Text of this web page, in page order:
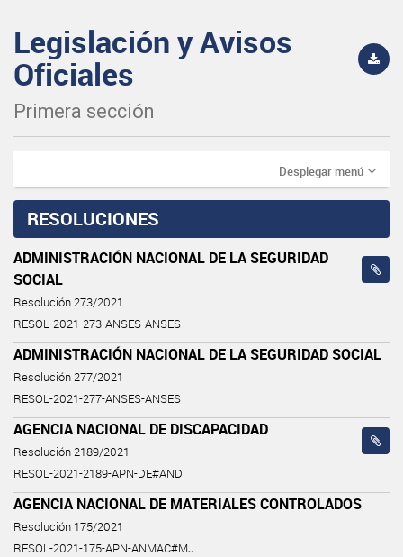
Legislación y Avisos
Oficiales
Primera sección
Desplegar menú
RESOLUCIONES
ADMINISTRACIÓN NACIONAL DE LA SEGURIDAD
SOCIAL
Resolución 273/2021
RESOL-2021-273-ANSES-ANSES
ADMINISTRACIÓN NACIONAL DE LA SEGURIDAD SOCIAL
Resolución 277/2021
RESOL-2021-277-ANSES-ANSES
AGENCIA NACIONAL DE DISCAPACIDAD
Resolución 2189/2021
RESOL-2021-2189-APN-DE#AND
AGENCIA NACIONAL DE MATERIALES CONTROLADOS
Resolución 175/2021
RESOL-2021-175-APN-ANMAC#MJ